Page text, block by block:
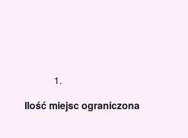
Ilość miejsc ograniczona